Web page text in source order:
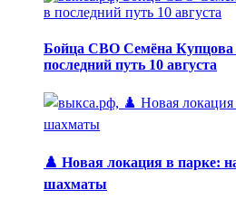
Бойца СВО Семёна Купцова
последний путь 10 августа
♟️ Новая локация в парке:
шахматы